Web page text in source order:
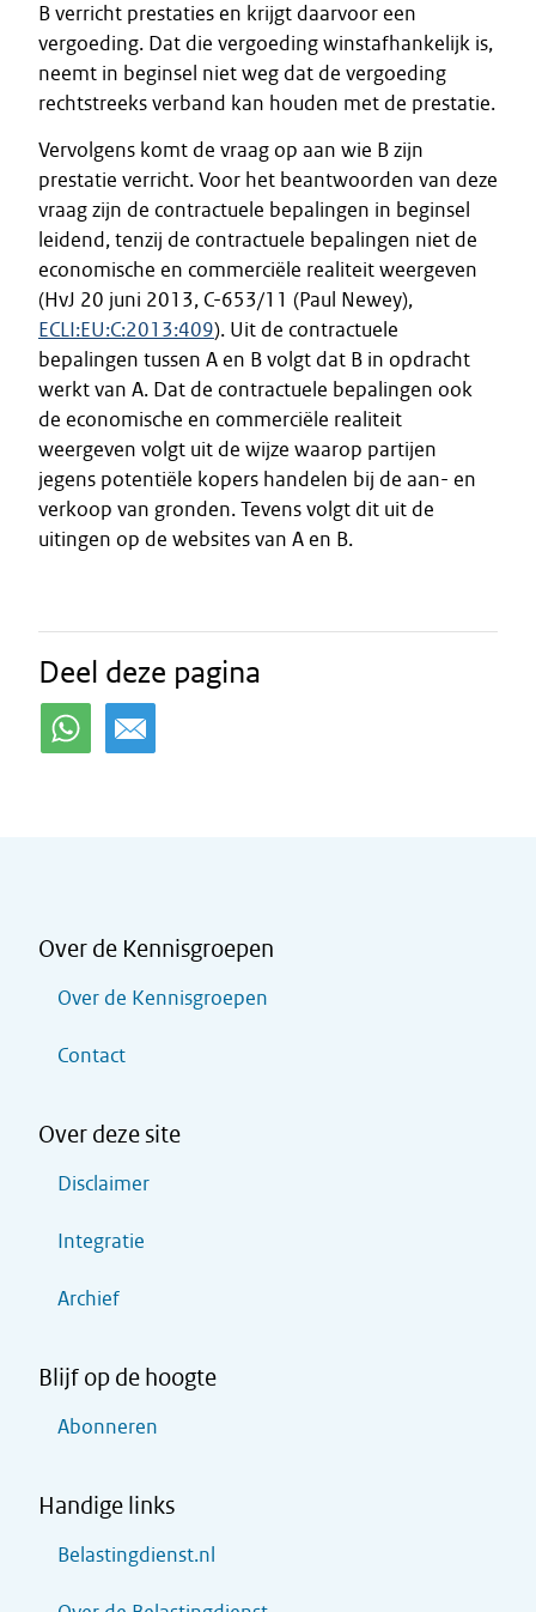
B verricht prestaties en krijgt daarvoor een
vergoeding. Dat die vergoeding winstafhankelijk is,
neemt in beginsel niet weg dat de vergoeding
rechtstreeks verband kan houden met de prestatie.
Vervolgens komt de vraag op aan wie B zijn
prestatie verricht. Voor het beantwoorden van deze
vraag zijn de contractuele bepalingen in beginsel
leidend, tenzij de contractuele bepalingen niet de
economische en commerciële realiteit weergeven
(HvJ 20 juni 2013, C-653/11 (Paul Newey),
ECLI:EU:C:2013:409). Uit de contractuele
bepalingen tussen A en B volgt dat B in opdracht
werkt van A. Dat de contractuele bepalingen ook
de economische en commerciële realiteit
weergeven volgt uit de wijze waarop partijen
jegens potentiële kopers handelen bij de aan- en
verkoop van gronden. Tevens volgt dit uit de
uitingen op de websites van A en B.
Deel deze pagina
Over de Kennisgroepen
Over de Kennisgroepen
Contact
Over deze site
Disclaimer
Integratie
Archief
Blijf op de hoogte
Abonneren
Handige links
Belastingdienst.nl